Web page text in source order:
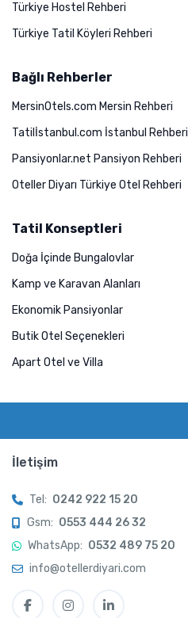
Türkiye Hostel Rehberi
Türkiye Tatil Köyleri Rehberi
Bağlı Rehberler
MersinOtels.com Mersin Rehberi
Tatilİstanbul.com İstanbul Rehberi
Pansiyonlar.net Pansiyon Rehberi
Oteller Diyarı Türkiye Otel Rehberi
Tatil Konseptleri
Doğa İçinde Bungalovlar
Kamp ve Karavan Alanları
Ekonomik Pansiyonlar
Butik Otel Seçenekleri
Apart Otel ve Villa
İletişim
Tel: 0242 922 15 20
Gsm: 0553 444 26 32
WhatsApp: 0532 489 75 20
info@otellerdiyari.com